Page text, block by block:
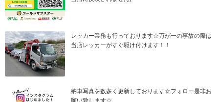
レッカー業務も行っております☆万が一の事故の際は
当店レッカーがすぐ駆け付けます！！
納車写真を数多く更新しております☆フォロー是非お